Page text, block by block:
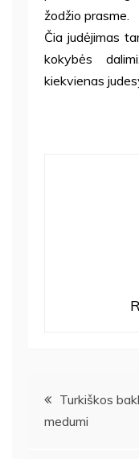
žodžio prasme.
Čia judėjimas
kokybės
kiekvienas
Navigacija
tarp
Turkiškos
medumi